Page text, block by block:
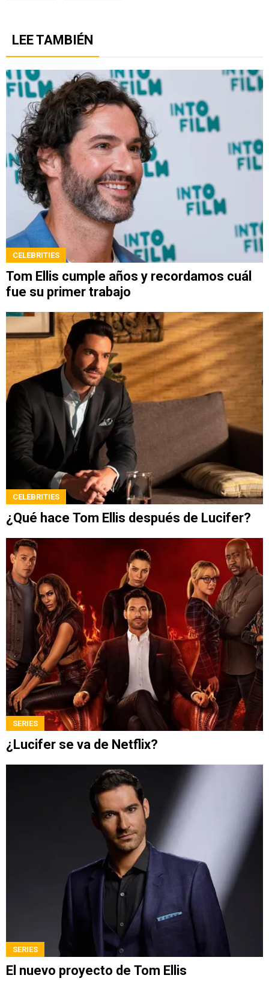
LEE TAMBIÉN
CELEBRITIES
Tom Ellis cumple años y recordamos cuál
fue su primer trabajo
CELEBRITIES
¿Qué hace Tom Ellis después de Lucifer?
SERIES
¿Lucifer se va de Netflix?
SERIES
El nuevo proyecto de Tom Ellis